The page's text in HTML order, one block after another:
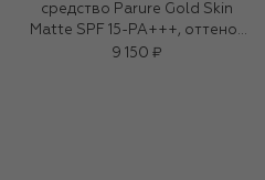
средство Parure Gold Skin
Matte SPF 15-PA+++, оттенок
1.5N Нейтральный (35ml)
9 150 ₽